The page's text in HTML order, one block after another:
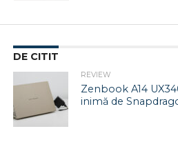
DE CITIT
REVIEW
Zenbook A14
inimă de